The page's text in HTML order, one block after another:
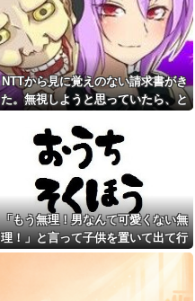
【衝撃】嫁の親友から聞いた
『驚愕の過去』に夫が激震…事
の真相はコレｗｗｗｗ
スロッターさん「優遇冷遇は
ある。理由はスマスロだから、
これだけで十分なんだよね」他
某ファストフード店で店内で
買った水を使って薬を飲んだら
す！」と大きな声で…
女「赤ちゃん抱っこしてみま
すか～？w」ワイ（やめろおおお
おおおおおおおおおおお）
血を見て失神した俺が「殺人
事件の被害者（遺体）」と勘違
いされ現場が大パニックに！勇
敢なおばちゃんとオジサン達の
団結力と勘違い劇がこちらｗｗ
LINEでミス送信する嫁…その後
旦那が取った行動がこれｗｗｗ
NTTから見に覚えのない請求書がき
た。無視しようと思っていたら、と
「もう無理！男なんて可愛くない無
理！」と言って子供を置いて出て行
った息子嫁